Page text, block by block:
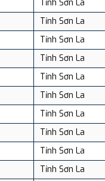
Tỉnh Sơn La
Tỉnh Sơn La
Tỉnh Sơn La
Tỉnh Sơn La
Tỉnh Sơn La
Tỉnh Sơn La
Tỉnh Sơn La
Tỉnh Sơn La
Tỉnh Sơn La
Tỉnh Sơn La